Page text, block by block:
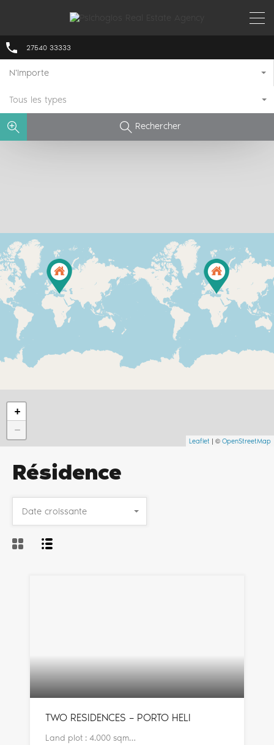
27540 33333
N'importe
Tous les types
Rechercher
+
−
Leaflet | © OpenStreetMap
Résidence
Date croissante
TWO RESIDENCES – PORTO HELI
Land plot : 4.000 sqm…